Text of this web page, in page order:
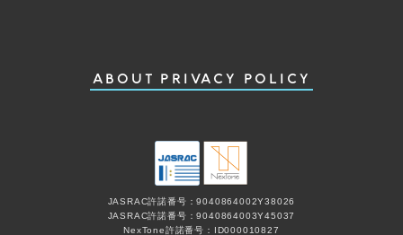
ABOUT PRIVACY POLICY
JASRAC許諾番号：9040864002Y38026
JASRAC許諾番号：9040864003Y45037
NexTone許諾番号：ID000010827